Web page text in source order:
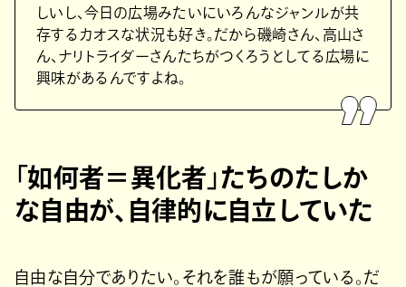
しいし、今日の広場みたいにいろんなジャンルが共
存するカオスな状況も好き。だから磯崎さん、高山さ
ん、ナリトライダーさんたちがつくろうとしてる広場に
興味があるんですよね。
「如何者＝異化者」たちのたしか
な自由が、自律的に自立していた
自由な自分でありたい。それを誰もが願っている。だ